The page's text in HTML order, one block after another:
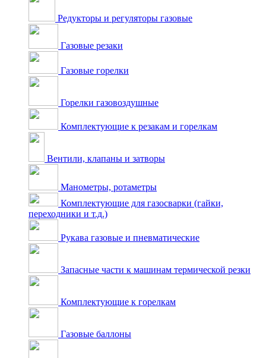
Редукторы и регуляторы газовые
Газовые резаки
Газовые горелки
Горелки газовоздушные
Комплектующие к резакам и горелкам
Вентили, клапаны и затворы
Манометры, ротаметры
Комплектующие для газосварки (гайки,
переходники и т.д.)
Рукава газовые и пневматические
Запасные части к машинам термической резки
Комплектующие к горелкам
Газовые баллоны